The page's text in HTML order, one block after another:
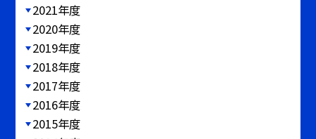
2021年度
2020年度
2019年度
2018年度
2017年度
2016年度
2015年度